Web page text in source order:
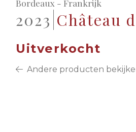
Bordeaux - Frankrijk
2023 Château
Uitverkocht
Andere producten